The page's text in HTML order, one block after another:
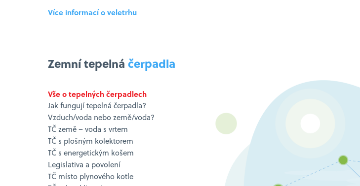
Více informací o veletrhu
Zemní tepelnáčerpadla
Vše o tepelných čerpadlech
Jak fungují tepelná čerpadla?
Vzduch/voda nebo země/voda?
TČ země – voda s vrtem
TČ s plošným kolektorem
TČ s energetickým košem
Legislativa a povolení
TČ místo plynového kotle